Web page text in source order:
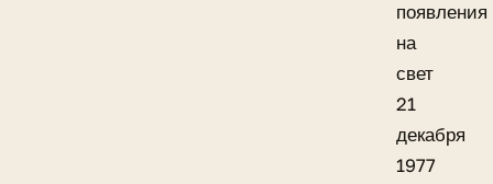
появления
на
свет
21
декабря
1977